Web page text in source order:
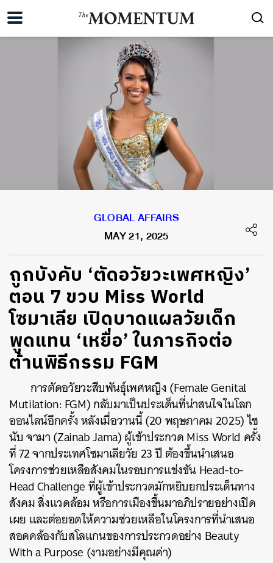
GLOBAL AFFAIRS
MAY 21, 2025
ถูกบังคับ ‘ตัดอวัยวะเพศหญิง’
ตอน 7 ขวบ Miss World
โซมาเลีย เปิดบาดแผลวัยเด็ก
พูดแทน ‘เหยื่อ’ ในภารกิจต่อ
ต้านพิธีกรรม FGM
การตัดอวัยวะสืบพันธุ์เพศหญิง (Female Genital
Mutilation: FGM) กลับมาเป็นประเด็นที่น่าสนใจในโลก
ออนไลน์อีกครั้ง หลังเมื่อวานนี้ (20 พฤษภาคม 2025) ไซ
นับ จามา (Zainab Jama) ผู้เข้าประกวด Miss World ครั้ง
ที่ 72 จากประเทศโซมาเลียวัย 23 ปี ต้องขึ้นนำเสนอ
โครงการช่วยเหลือสังคมในรอบการแข่งขัน Head-to-
Head Challenge ที่ผู้เข้าประกวดมักหยิบยกประเด็นทาง
สังคม สิ่งแวดล้อม หรือการเมืองขึ้นมาอภิปรายอย่างเปิด
เผย และต่อยอดให้ความช่วยเหลือในโครงการที่นำเสนอ
สอดคล้องกับสโลแกนของการประกวดอย่าง Beauty
With a Purpose (งามอย่างมีคุณค่า)